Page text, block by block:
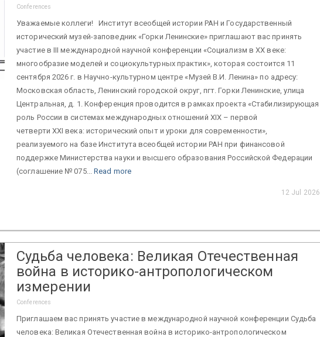
Conferences
Уважаемые коллеги! Институт всеобщей истории РАН и Государственный
исторический музей-заповедник «Горки Ленинские» приглашают вас принять
участие в III международной научной конференции «Социализм в ХХ веке:
многообразие моделей и социокультурных практик», которая состоится 11
сентября 2026 г. в Научно-культурном центре «Музей В.И. Ленина» по адресу:
Московская область, Ленинский городской округ, пгт. Горки Ленинские, улица
Центральная, д. 1. Конференция проводится в рамках проекта «Стабилизирующая
роль России в системах международных отношений XIX – первой
четверти XXI века: исторический опыт и уроки для современности»,
реализуемого на базе Института всеобщей истории РАН при финансовой
поддержке Министерства науки и высшего образования Российской Федерации
(соглашение № 075...Read more
12 Jul 2026
Судьба человека: Великая Отечественная
война в историко-антропологическом
измерении
Conferences
Приглашаем вас принять участие в международной научной конференции Судьба
человека: Великая Отечественная война в историко-антропологическом